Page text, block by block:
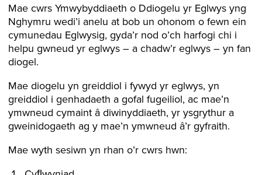
Mae cwrs Ymwybyddiaeth o Ddiogelu yr Eglwys yng
Nghymru wedi’i anelu at bob un ohonom o fewn ein
cymunedau Eglwysig, gyda’r nod o’ch harfogi chi i
helpu gwneud yr eglwys – a chadw’r eglwys – yn fan
diogel.
Mae diogelu yn greiddiol i fywyd yr eglwys, yn
greiddiol i genhadaeth a gofal fugeiliol, ac mae’n
ymwneud cymaint â diwinyddiaeth, yr ysgrythur a
gweinidogaeth ag y mae’n ymwneud â’r gyfraith.
Mae wyth sesiwn yn rhan o’r cwrs hwn: